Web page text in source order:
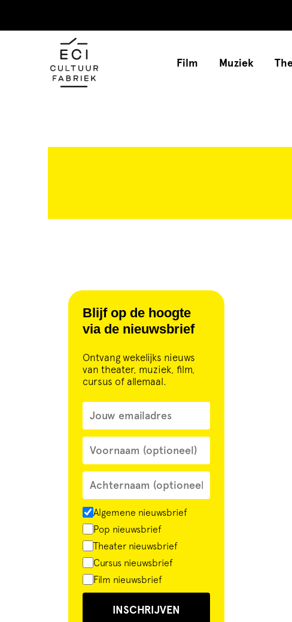
Film Muziek
Blijf op de hoogte
via de nieuwsbrief
Ontvang wekelijks nieuws
van theater, muziek, film,
cursus of allemaal.
Algemene nieuwsbrief
Pop nieuwsbrief
Theater nieuwsbrief
Cursus nieuwsbrief
Film nieuwsbrief
INSCHRIJVEN